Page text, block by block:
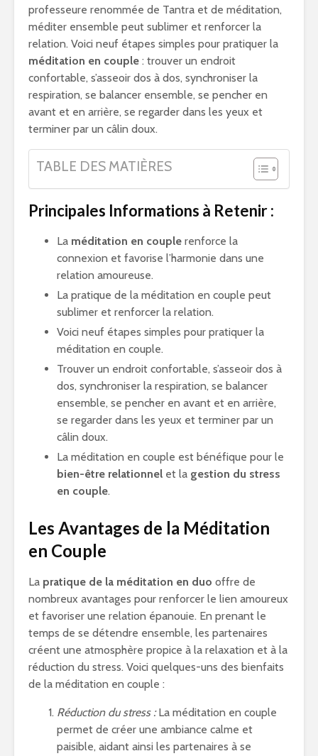
professeure renommée de Tantra et de méditation,
méditer ensemble peut sublimer et renforcer la
relation. Voici neuf étapes simples pour pratiquer la
méditation en couple : trouver un endroit
confortable, s’asseoir dos à dos, synchroniser la
respiration, se balancer ensemble, se pencher en
avant et en arrière, se regarder dans les yeux et
terminer par un câlin doux.
TABLE DES MATIÈRES
Principales Informations à Retenir :
La méditation en couple renforce la
connexion et favorise l’harmonie dans une
relation amoureuse.
La pratique de la méditation en couple peut
sublimer et renforcer la relation.
Voici neuf étapes simples pour pratiquer la
méditation en couple.
Trouver un endroit confortable, s’asseoir dos à
dos, synchroniser la respiration, se balancer
ensemble, se pencher en avant et en arrière,
se regarder dans les yeux et terminer par un
câlin doux.
La méditation en couple est bénéfique pour le
bien-être relationnel et la gestion du stress
en couple.
Les Avantages de la Méditation
en Couple
La pratique de la méditation en duo offre de
nombreux avantages pour renforcer le lien amoureux
et favoriser une relation épanouie. En prenant le
temps de se détendre ensemble, les partenaires
créent une atmosphère propice à la relaxation et à la
réduction du stress. Voici quelques-uns des bienfaits
de la méditation en couple :
Réduction du stress :La méditation en couple
permet de créer une ambiance calme et
paisible, aidant ainsi les partenaires à se